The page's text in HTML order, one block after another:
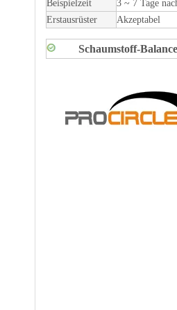
Beispielzeit
3 ~ 7 Tage
Erstausrüster
Akzeptabel
Schaumstoff-